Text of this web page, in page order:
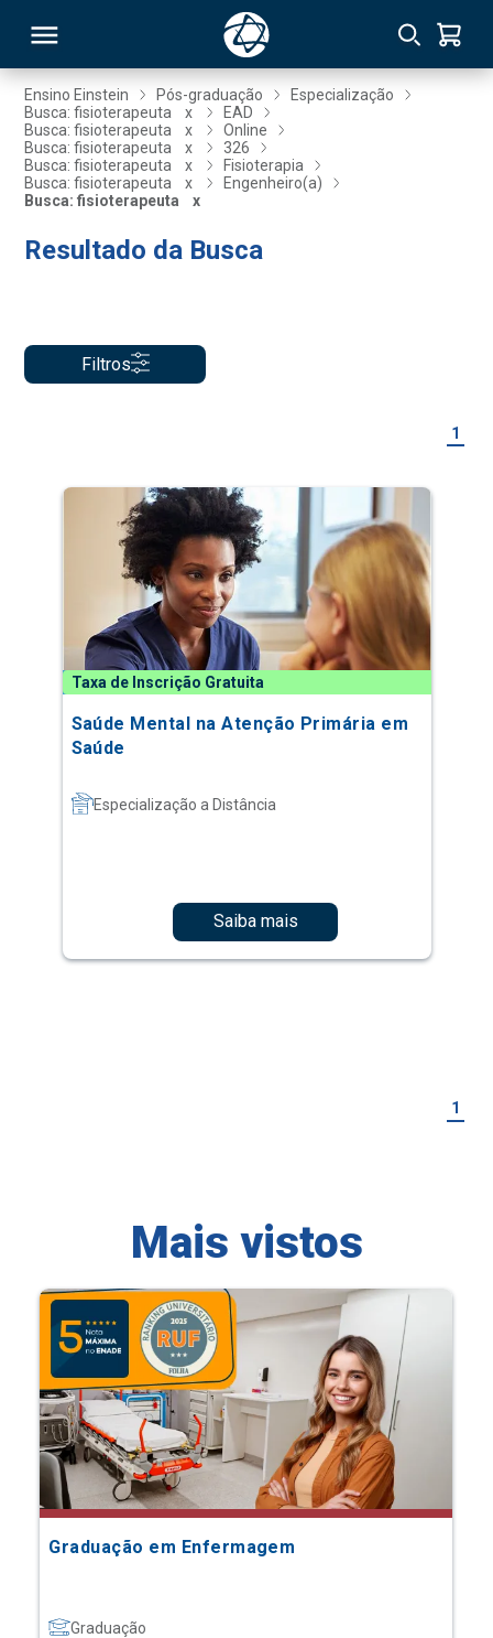
Ensino Einstein Pós-graduação
Especialização
Busca: fisioterapeuta
x
EAD
Busca: fisioterapeuta
x
Online
Busca: fisioterapeuta
x
326
Busca: fisioterapeuta
x
Fisioterapia
Busca: fisioterapeuta
x
Engenheiro(a)
Busca: fisioterapeuta
x
Resultado da Busca
Filtros
1
Taxa de Inscrição Gratuita
Saúde Mental na Atenção Primária em
Saúde
Especialização a Distância
Saiba mais
1
Mais vistos
Graduação em Enfermagem
Graduação